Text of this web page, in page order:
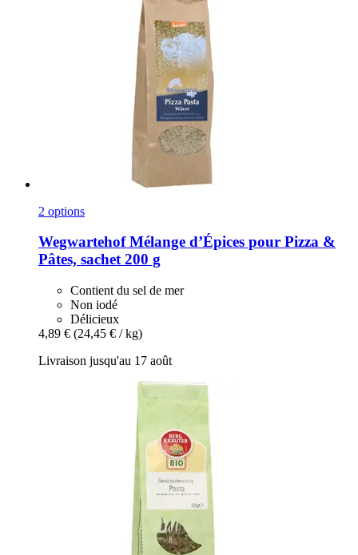
2 options
WegwartehofMélange d’Épices pour Pizza &
Pâtes, sachet 200 g
Contient du sel de mer
Non iodé
Délicieux
4,89 € (24,45 € / kg)
Livraison jusqu'au 17 août